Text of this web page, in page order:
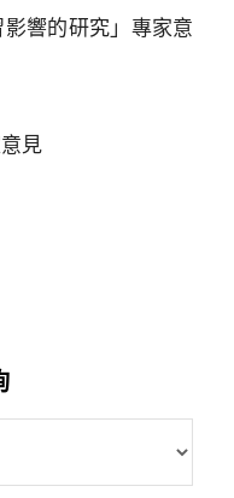
影響的研究」專家意
見